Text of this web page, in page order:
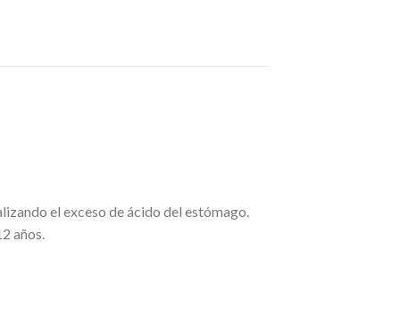
el exceso de ácido del estómago.
años.